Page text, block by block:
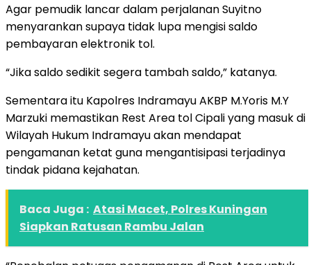
Agar pemudik lancar dalam perjalanan Suyitno
menyarankan supaya tidak lupa mengisi saldo
pembayaran elektronik tol.
“Jika saldo sedikit segera tambah saldo,” katanya.
Sementara itu Kapolres Indramayu AKBP M.Yoris M.Y
Marzuki memastikan Rest Area tol Cipali yang masuk di
Wilayah Hukum Indramayu akan mendapat
pengamanan ketat guna mengantisipasi terjadinya
tindak pidana kejahatan.
Baca Juga : Atasi Macet, Polres Kuningan
Siapkan Ratusan Rambu Jalan